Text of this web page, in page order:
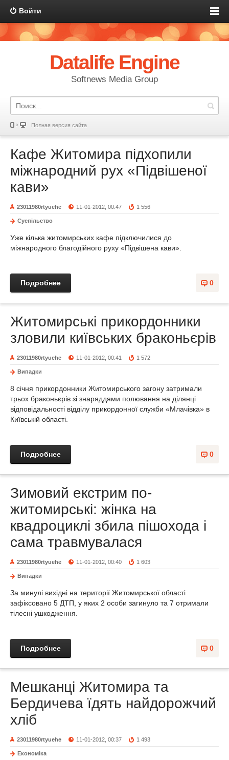
Войти
Datalife Engine
Softnews Media Group
Полная версия сайта
Кафе Житомира підхопили
міжнародний рух «Підвішеної
кави»
23011980rtyuehe 11-01-2012, 00:47 1 556
Суспільство
Уже кілька житомирських кафе підключилися до
міжнародного благодійного руху «Підвішена кави».
0
Подробнее
Житомирські прикордонники
зловили київських браконьєрів
23011980rtyuehe 11-01-2012, 00:41 1 572
Випадки
8 січня прикордонники Житомирського загону затримали
трьох браконьєрів зі знаряддями полювання на ділянці
відповідальності відділу прикордонної служби «Млачівка» в
Київській області.
0
Подробнее
Зимовий екстрим по-
житомирські: жінка на
квадроциклі збила пішохода і
сама травмувалася
23011980rtyuehe 11-01-2012, 00:40 1 603
Випадки
За минулі вихідні на території Житомирської області
зафіксовано 5 ДТП, у яких 2 особи загинуло та 7 отримали
тілесні ушкодження.
0
Подробнее
Мешканці Житомира та
Бердичева їдять найдорожчий
хліб
23011980rtyuehe 11-01-2012, 00:37 1 493
Економіка